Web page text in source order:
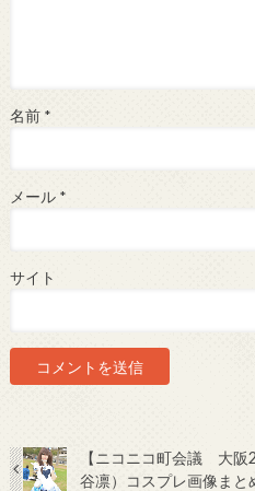
名前 *
メール *
サイト
【ニコニコ町会議 大阪
谷凛）コスプレ画像まと